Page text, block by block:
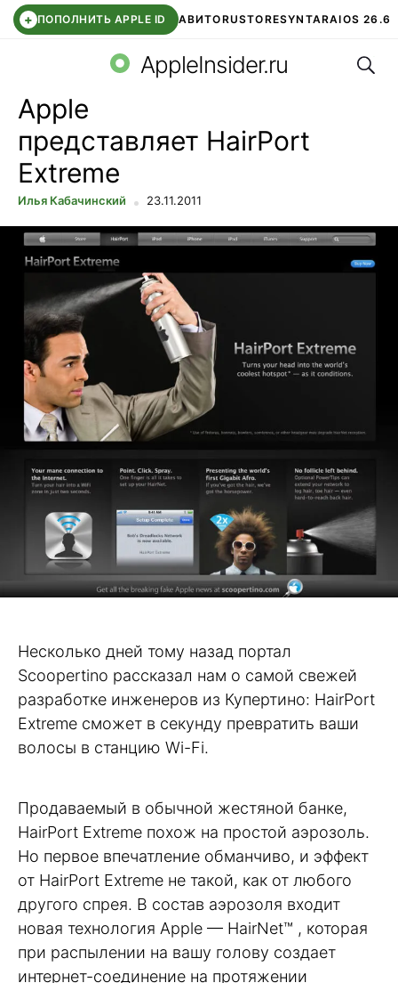
+ ПОПОЛНИТЬ APPLE ID АВИТОRUSTORESYNTARAIOS 26.6
СБЕР КИДС ЧАТ ROBLOXВТБ ОНЛАЙН
AppleInsider.ru
Apple
представляет HairPort
Extreme
Илья Кабачинский 23.11.2011
Несколько дней тому назад портал
Scoopertino рассказал нам о самой свежей
разработке инженеров из Купертино: HairPort
Extreme сможет в секунду превратить ваши
волосы в станцию Wi-Fi.
Продаваемый в обычной жестяной банке,
HairPort Extreme похож на простой аэрозоль.
Но первое впечатление обманчиво, и эффект
от HairPort Extreme не такой, как от любого
другого спрея. В состав аэрозоля входит
новая технология Apple — HairNet™ , которая
при распылении на вашу голову создает
интернет-соединение на протяжении